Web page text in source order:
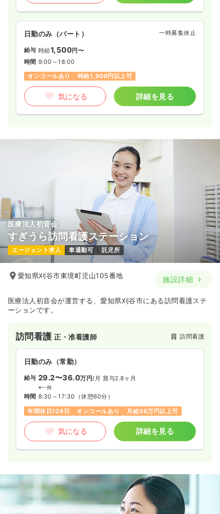
日勤のみ（パート） 一時募集休止
給与 時給1,500円〜
時間 9:00～18:00
オンコールあり
時給1,500円以上可
気になる 詳細を見る
医療法人初音会
すぎうら訪問看護ステーション
エージェント求人 車通勤可 託児所
愛知県刈谷市東境町児山105番地 施設詳細
医療法人初音会が運営する、愛知県刈谷市にある訪問看護ステ
ーションです。
訪問看護正・准看護師 訪問看護
日勤のみ（常勤）
給与 29.2〜36.0万円/月 賞与2.8ヶ月
※一例
時間 8:30～17:30 （休憩60分）
年間休日124日
オンコールあり 月給36万円以上可
気になる 詳細を見る